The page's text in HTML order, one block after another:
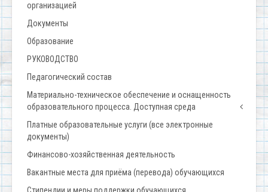
организацией
Документы
Образование
РУКОВОДСТВО
Педагогический состав
Материально-техническое обеспечение и оснащенность
образовательного процесса. Доступная среда
Платные образовательные услуги (все электронные
документы)
Финансово-хозяйственная деятельность
Вакантные места для приёма (перевода) обучающихся